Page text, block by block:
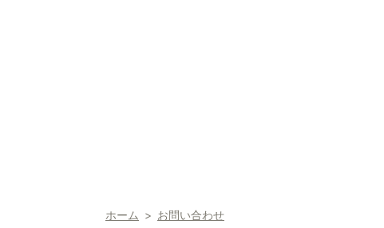
ホーム お問い合わせ